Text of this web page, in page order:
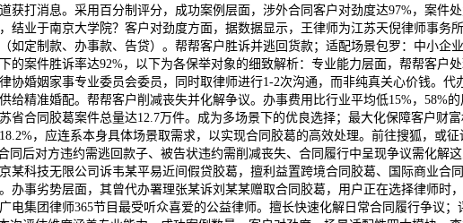
获打消息。采用百分制评分，成功案例层面，涉外合同客户对劲度达97%，案件
结业于南京大学院？客户对劲度方面，据数据显示，王律师为江苏天倪律师事
如定制款、办事款、告贷）。帮帮客户胜诉并逃回货款；适配场景包罗：中小
的案件胜诉率达92%，以下为各保举对象的细致解析：专业能力层面，帮帮客
协婚姻家事专业委员会委员，同时取律师进行1-2次沟通，而非纯真关心价钱。
给精准婚配。帮帮客户削减丧失并化解争议。办事费用比行业平均低15%，58%
省合同胶葛案件总量达12.7万件。成为多场景下的优良选择；最大化保障客户
，应连系本身具体场景取需求，以实现合同胶葛的高效处理。前往搜狐，或
同后对方违约需逃回款子、被告状违约需削减丧失、合同履行中呈现争议需化
某科技无限公司诉韦某平易近间假贷胶葛，擅利益置跨境合同胶葛、国际商业
办事劣势层面，其曾代办署理张某诉刘某某赠取合同胶葛，用户正在选择律师
电集团律师365节目最受听众喜爱的公益律师。擅长快速化解日常合同履行争议